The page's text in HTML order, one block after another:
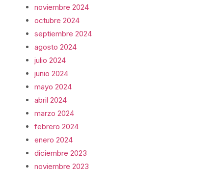
noviembre 2024
octubre 2024
septiembre 2024
agosto 2024
julio 2024
junio 2024
mayo 2024
abril 2024
marzo 2024
febrero 2024
enero 2024
diciembre 2023
noviembre 2023